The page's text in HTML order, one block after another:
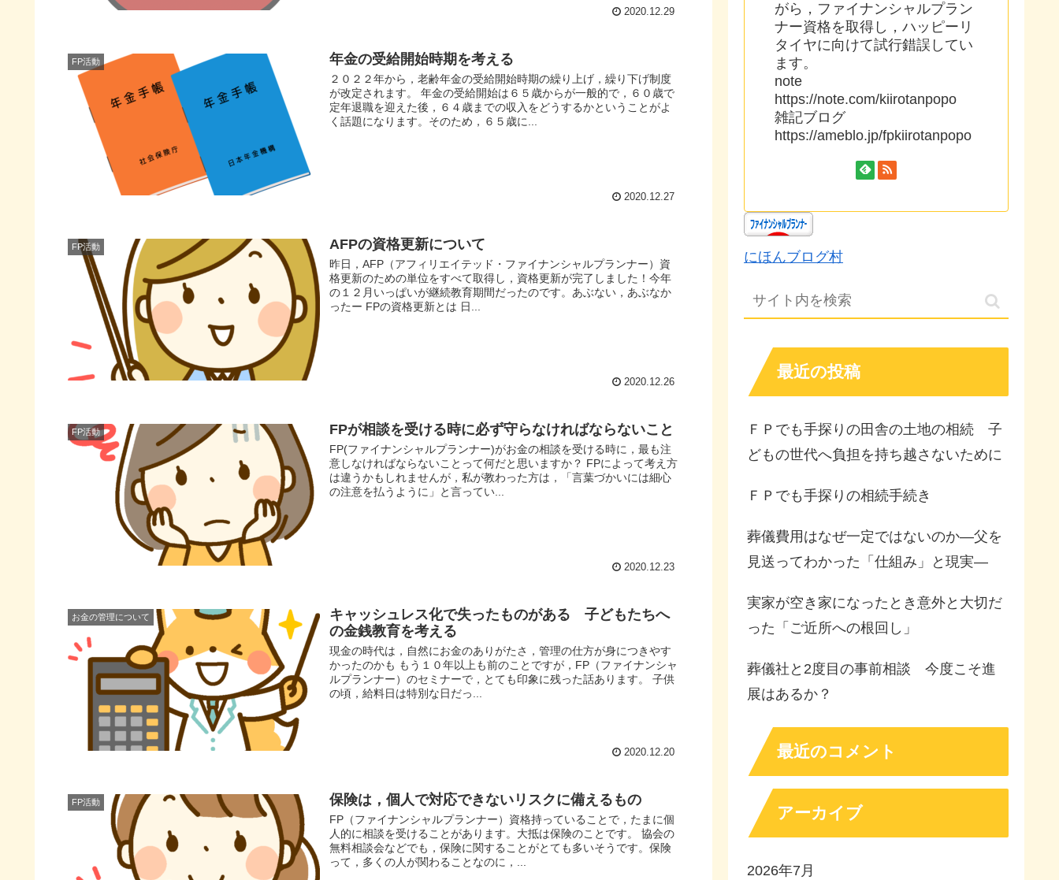
2020.12.29
FP活動 年金の受給開始時期を考える
２０２２年から，老齢年金の受給開始時期の繰り上げ，繰り下げ制度
が改定されます。 年金の受給開始は６５歳からが一般的で，６０歳で
定年退職を迎えた後，６４歳までの収入をどうするかということがよ
く話題になります。そのため，６５歳に...
2020.12.27
FP活動 AFPの資格更新について
昨日，AFP（アフィリエイテッド・ファイナンシャルプランナー）資
格更新のための単位をすべて取得し，資格更新が完了しました！今年
の１２月いっぱいが継続教育期間だったのです。あぶない，あぶなか
ったー FPの資格更新とは 日...
2020.12.26
FP活動 FPが相談を受ける時に必ず守らなければならないこと
FP(ファイナンシャルプランナー)がお金の相談を受ける時に，最も注
意しなければならないことって何だと思いますか？ FPによって考え方
は違うかもしれませんが，私が教わった方は，「言葉づかいには細心
の注意を払うように」と言ってい...
2020.12.23
お金の管理について
キャッシュレス化で失ったものがある 子どもたちへ
の金銭教育を考える
現金の時代は，自然にお金のありがたさ，管理の仕方が身につきやす
かったのかも もう１０年以上も前のことですが，FP（ファイナンシャ
ルプランナー）のセミナーで，とても印象に残った話あります。 子供
の頃，給料日は特別な日だっ...
2020.12.20
FP活動 保険は，個人で対応できないリスクに備えるもの
FP（ファイナンシャルプランナー）資格持っていることで，たまに個
人的に相談を受けることがあります。大抵は保険のことです。 協会の
無料相談会などでも，保険に関することがとても多いそうです。保険
って，多くの人が関わることなのに，...
がら，ファイナンシャルプラン
ナー資格を取得し，ハッピーリ
タイヤに向けて試行錯誤してい
ます。
note
https://note.com/kiirotanpopo
雑記ブログ
https://ameblo.jp/fpkiirotanpopo
にほんブログ村
最近の投稿
ＦＰでも手探りの田舎の土地の相続 子
どもの世代へ負担を持ち越さないために
ＦＰでも手探りの相続手続き
葬儀費用はなぜ一定ではないのか—父を
見送ってわかった「仕組み」と現実—
実家が空き家になったとき意外と大切だ
った「ご近所への根回し」
葬儀社と2度目の事前相談 今度こそ進
展はあるか？
最近のコメント
アーカイブ
2026年7月